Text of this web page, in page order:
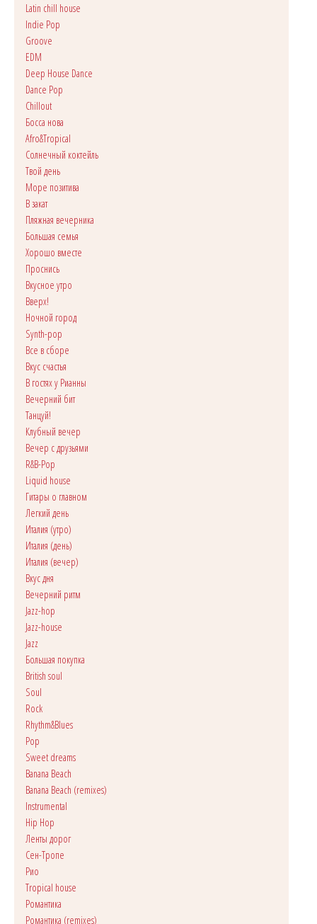
Latin chill house
Indie Pop
Groove
EDM
Deep House Dance
Dance Pop
Сhillout
Босса нова
Afro&Tropical
Солнечный коктейль
Твой день
Море позитива
В закат
Пляжная вечерника
Большая семья
Хорошо вместе
Проснись
Вкусное утро
Вверх!
Ночной город
Synth-pop
Все в сборе
Вкус счастья
В гостях у Рианны
Вечерний бит
Танцуй!
Клубный вечер
Вечер с друзьями
R&B-Pop
Liquid house
Гитары о главном
Легкий день
Италия (утро)
Италия (день)
Италия (вечер)
Вкус дня
Вечерний ритм
Jazz-hop
Jazz-house
Jazz
Большая покупка
British soul
Soul
Rock
Rhythm&Blues
Pop
Sweet dreams
Banana Beach
Banana Beach (remixes)
Instrumental
Hip Hop
Ленты дорог
Сен-Тропе
Рио
Tropical house
Романтика
Романтика (remixes)